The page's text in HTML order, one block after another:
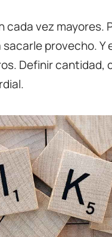
cada vez mayores.
provecho. Y
Definir cantidad,